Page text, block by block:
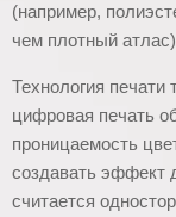
(например,
чем плотный
Технология печати
цифровая печать
проницаемость
создавать эффект
считается